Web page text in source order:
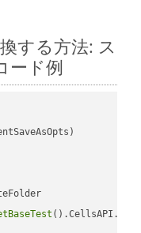
する方法: ス
ード例
().CellsAPI.